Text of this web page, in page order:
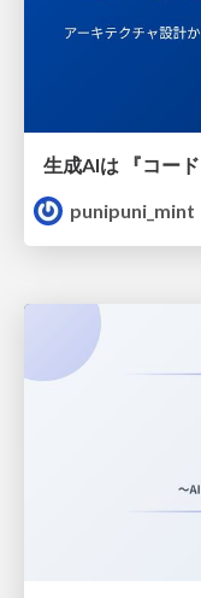
punipuni_mint